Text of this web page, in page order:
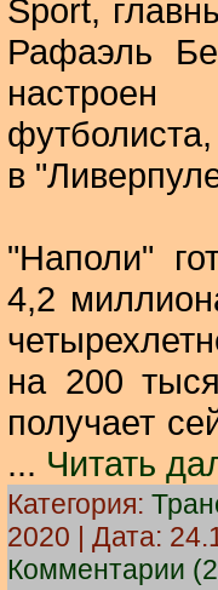
Sport,
Рафаэль
в
"Наполи"
4,2
на 200
получает
... Читать
Категория:
2020 | Дата:
Комментарии